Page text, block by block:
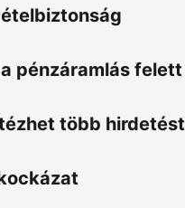
pénzáramlás felett
több hirdetést